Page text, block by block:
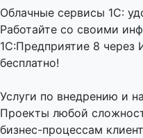
Облачные сервисы 1С:
Работайте со своими
1С:Предприятие 8 через
бесплатно!
Услуги по внедрению и
Проекты любой
бизнес-процессам